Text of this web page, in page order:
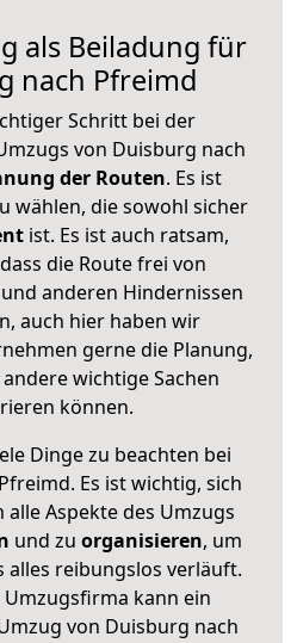
als Beiladung für
nach Pfreimd
Schritt bei der
von Duisburg nach
der Routen. Es ist
wählen, die sowohl sicher
ist. Es ist auch ratsam,
die Route frei von
anderen Hindernissen
auch hier haben wir
gerne die Planung,
wichtige Sachen
können.
Dinge zu beachten bei
Es ist wichtig, sich
Aspekte des Umzugs
und zu organisieren, um
alles reibungslos verläuft.
kann ein
von Duisburg nach